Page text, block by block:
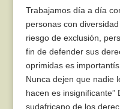
Trabajamos día a día
personas con
riesgo de exclusión,
fin de defender sus
oprimidas es
Nunca dejen que nadie
hacen es insignificante”
sudafricano de los